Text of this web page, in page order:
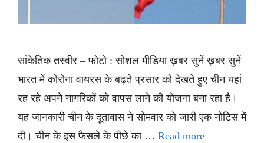
सांकेतिक तस्वीर – फोटो : सोशल मीडिया ख़बर सुनें ख़बर सुनें
भारत में कोरोना वायरस के बढ़ते प्रसार को देखते हुए चीन यहां
रह रहे अपने नागरिकों को वापस लाने की योजना बना रहा है।
यह जानकारी चीन के दूतावास ने सोमवार को जारी एक नोटिस में
दी। चीन के इस फैसले के पीछे का … Read more